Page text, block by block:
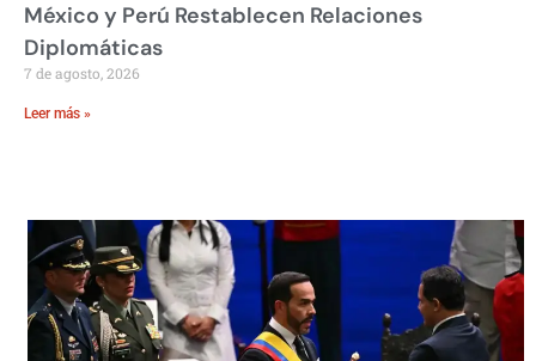
México y Perú Restablecen Relaciones
Diplomáticas
7 de agosto, 2026
Leer más »